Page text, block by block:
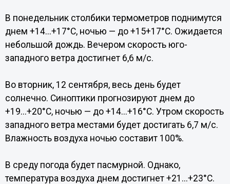
В понедельник столбики термометров поднимутся
днем +14...+17°С, ночью — до +15+17°С. Ожидается
небольшой дождь. Вечером скорость юго-
западного ветра достигнет 6,6 м/с.
Во вторник, 12 сентября, весь день будет
солнечно. Синоптики прогнозируют днем до
+19...+20°С, ночью — до +14...+16°С. Утром скорость
западного ветра местами будет достигать 6,7 м/с.
Влажность воздуха ночью составит 100%.
В среду погода будет пасмурной. Однако,
температура воздуха днем достигнет +21...+23°С.